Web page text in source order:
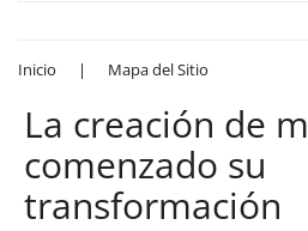
Inicio | Mapa del Sitio
La creación de
comenzado su
transformación